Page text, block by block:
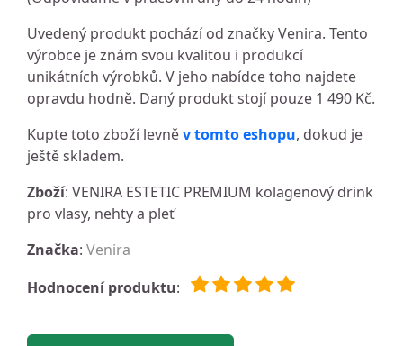
Uvedený produkt pochází od značky Venira. Tento
výrobce je znám svou kvalitou i produkcí
unikátních výrobků. V jeho nabídce toho najdete
opravdu hodně. Daný produkt stojí pouze 1 490 Kč.
Kupte toto zboží levněv tomto eshopu, dokud je
ještě skladem.
Zboží: VENIRA ESTETIC PREMIUM kolagenový drink
pro vlasy, nehty a pleť
Značka: Venira
Hodnocení produktu: